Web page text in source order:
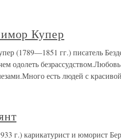
Купер
(1789—1851 гг.) писатель
одолеть
есть людей с
г.) карикатурист и юморист